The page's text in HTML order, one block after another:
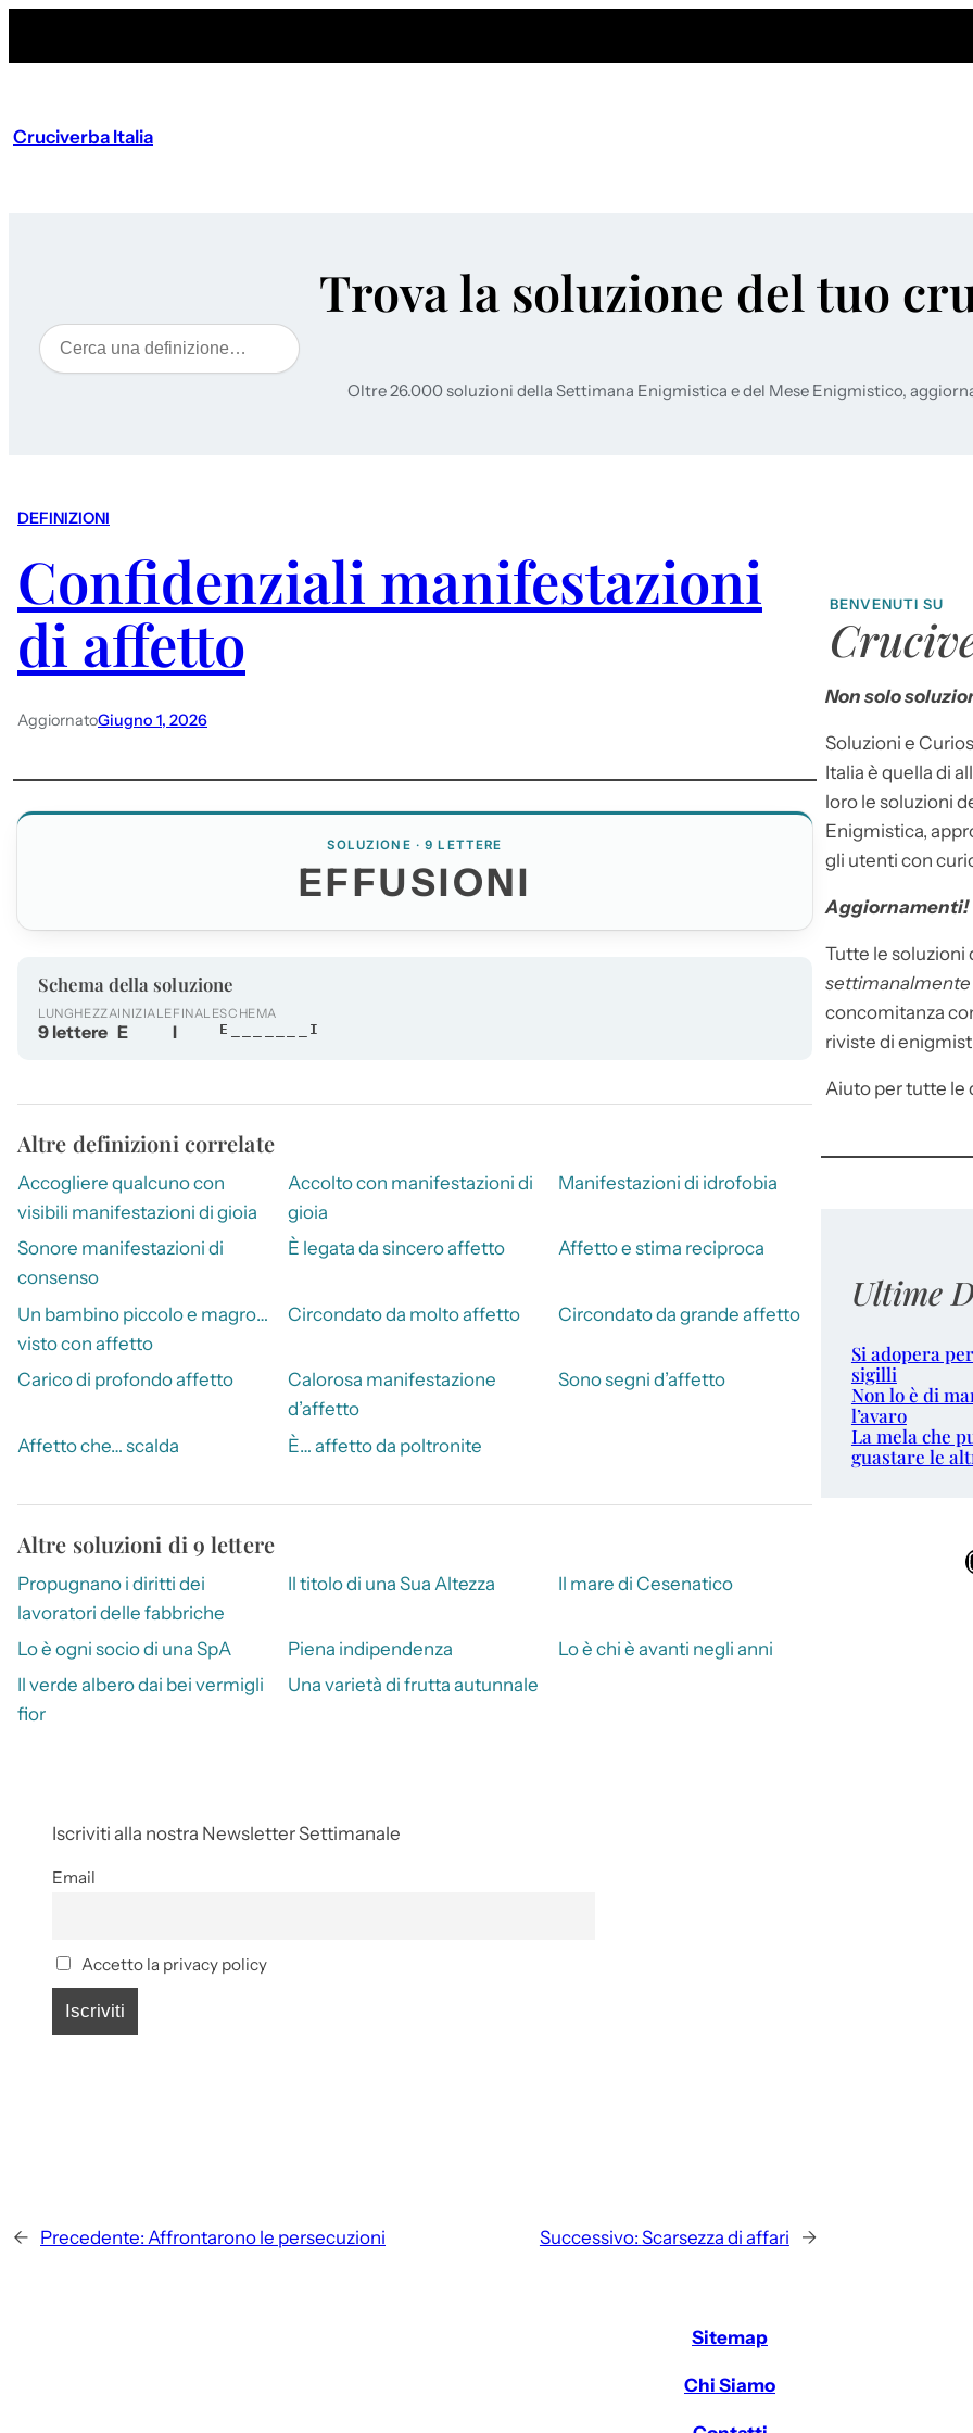
Cruciverba Italia
Trova la soluzione del tuo
Cerca
Oltre 26.000 soluzioni della Settimana Enigmistica e del Mese Enigmistico,
DEFINIZIONI
Confidenziali manifestazioni
di affetto
AggiornatoGiugno 1, 2026
SOLUZIONE · 9 LETTERE
EFFUSIONI
Schema della soluzione
LUNGHEZZA
9 lettere
INIZIALE
E
FINALE
I
SCHEMA
E_______I
Altre definizioni correlate
Accogliere qualcuno con
visibili manifestazioni di gioia
Accolto con manifestazioni di
gioia
Manifestazioni di idrofobia
Sonore manifestazioni di
consenso
È legata da sincero affetto Affetto e stima reciproca
Un bambino piccolo e magro…
visto con affetto
Circondato da molto affetto Circondato da grande affetto
Carico di profondo affetto
Calorosa manifestazione
d’affetto
Sono segni d’affetto
Affetto che… scalda È… affetto da poltronite
Altre soluzioni di 9 lettere
Propugnano i diritti dei
lavoratori delle fabbriche
Il titolo di una Sua Altezza Il mare di Cesenatico
Lo è ogni socio di una SpA Piena indipendenza
Lo è chi è avanti negli anni
Il verde albero dai bei vermigli
fior
Una varietà di frutta autunnale
Iscriviti alla nostra Newsletter Settimanale
Email
Accetto la privacy policy
← Precedente: Affrontarono le persecuzioni Successivo: Scarsezza di affari →
BENVENUTI SU
Non solo
Soluzioni e
Italia è quella di
loro le soluzioni
Enigmistica,
gli utenti con
Aggiornamenti!
Tutte le soluzioni
settimanalmente
concomitanza
riviste di
Aiuto per tutte le
Ultime
Si adopera
sigilli
Non lo è di
l’avaro
La mela che
guastare le
Sitemap
Chi Siamo